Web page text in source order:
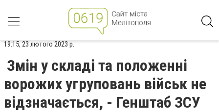
19:15, 23 лютого 2023 р.
Змін у складі та положенні
ворожих угруповань військ не
відзначається, - Генштаб ЗСУ